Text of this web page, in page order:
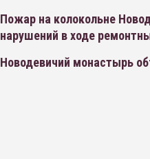
Пожар на колокольне
нарушений в ходе
Новодевичий монастырь